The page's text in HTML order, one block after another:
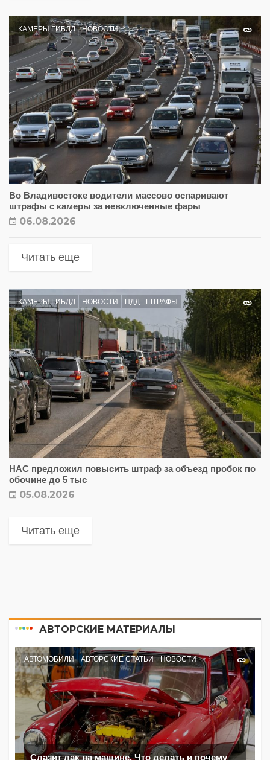
КАМЕРЫ ГИБДД НОВОСТИ
Во Владивостоке водители массово оспаривают
штрафы с камеры за невключенные фары
06.08.2026
Читать еще
КАМЕРЫ ГИБДД НОВОСТИ ПДД - ШТРАФЫ
НАС предложил повысить штраф за объезд пробок по
обочине до 5 тыс
05.08.2026
Читать еще
АВТОРСКИЕ МАТЕРИАЛЫ
АВТОМОБИЛИ АВТОРСКИЕ СТАТЬИ НОВОСТИ
Слазит лак на машине. Что делать и почему